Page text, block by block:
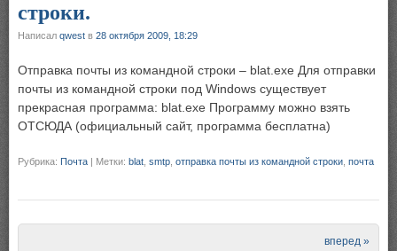
строки.
Написал qwest в 28 октября 2009, 18:29
Отправка почты из командной строки – blat.exe Для отправки
почты из командной строки под Windows существует
прекрасная программа: blat.exe Программу можно взять
ОТСЮДА (официальный сайт, программа бесплатна)
Рубрика: Почта | Метки: blat smtp отправка почты из командной строки почта
вперед »